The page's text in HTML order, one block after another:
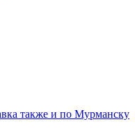
также и по Мурманску